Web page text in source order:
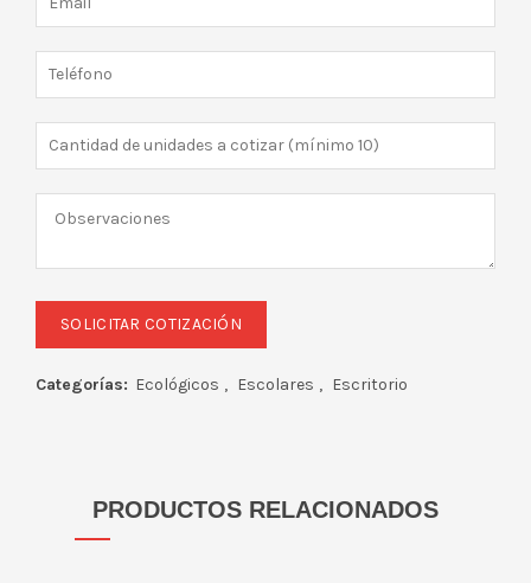
Categorías: Ecológicos , Escolares , Escritorio
PRODUCTOS RELACIONADOS